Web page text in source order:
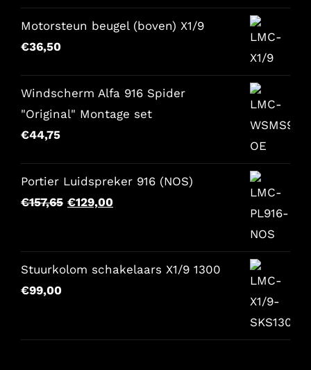
prezzo
originale
€86,00.
prezzo
attuale
€68,80.
Motorsteun beugel (boven) X1/9
€36,50
Windscherm Alfa 916 Spider
"Original" Montage set
€44,75
Portier Luidspreker 916 (NOS)
€157,65 Il
era:
€129,00Il
è:
Stuurkolom schakelaars X1/9 1300
€99,00